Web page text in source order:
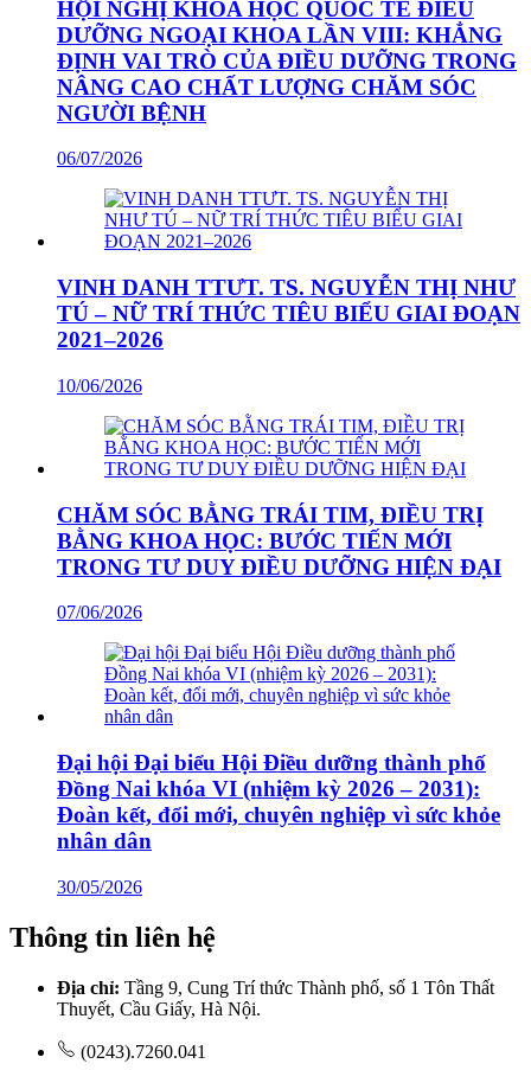
HỘI NGHỊ KHOA HỌC QUỐC TẾ ĐIỀU
DƯỠNG NGOẠI KHOA LẦN VIII: KHẲNG
ĐỊNH VAI TRÒ CỦA ĐIỀU DƯỠNG TRONG
NÂNG CAO CHẤT LƯỢNG CHĂM SÓC
NGƯỜI BỆNH
06/07/2026
VINH DANH TTƯT. TS. NGUYỄN THỊ NHƯ
TÚ – NỮ TRÍ THỨC TIÊU BIỂU GIAI ĐOẠN
2021–2026
10/06/2026
CHĂM SÓC BẰNG TRÁI TIM, ĐIỀU TRỊ
BẰNG KHOA HỌC: BƯỚC TIẾN MỚI
TRONG TƯ DUY ĐIỀU DƯỠNG HIỆN ĐẠI
07/06/2026
Đại hội Đại biểu Hội Điều dưỡng thành phố
Đồng Nai khóa VI (nhiệm kỳ 2026 – 2031):
Đoàn kết, đổi mới, chuyên nghiệp vì sức khỏe
nhân dân
30/05/2026
Thông tin liên hệ
Địa chỉ: Tầng 9, Cung Trí thức Thành phố, số 1 Tôn Thất
Thuyết, Cầu Giấy, Hà Nội.
(0243).7260.041